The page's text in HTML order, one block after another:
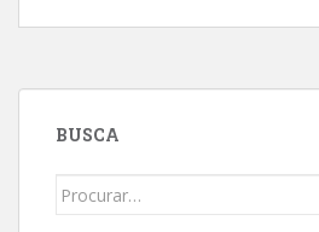
c
b
o
a
s
BUSCA
Search